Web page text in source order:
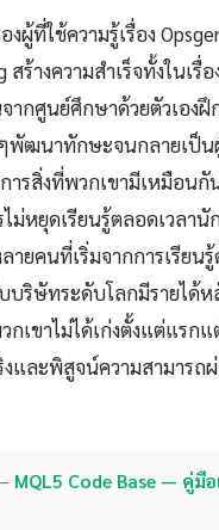
ผู้ที่ใช้ความรู้เรื่อง
สร้างความสำเร็จทั้งในเรื่
ากศูนย์ศึกษาด้วยตัวเองฝึ
พัฒนาทักษะจนกลายเป็น
ารสิ่งที่พวกเขามีเหมือน
ม่หยุดเรียนรู้ตลอดเวลา
ยคนที่เริ่มจากการเรียนรู้
บริษัทระดับโลกมีรายได้
เขาไม่ได้เก่งตั้งแต่แรกแ
งและพิสูจน์ความสามารถ
MQL5 Code Base — คู่มื